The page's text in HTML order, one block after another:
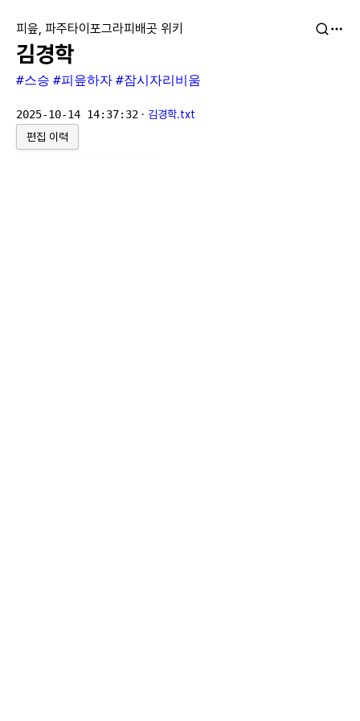
피읖, 파주타이포그라피배곳 위키
김경학
#스승 #피읖하자 #잠시자리비움
2025-10-14 14:37:32 · 김경학.txt
편집 이력